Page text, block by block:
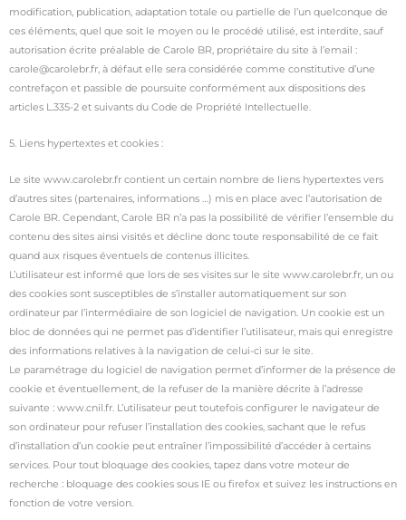
modification, publication, adaptation totale ou partielle de l’un quelconque de
ces éléments, quel que soit le moyen ou le procédé utilisé, est interdite, sauf
autorisation écrite préalable de Carole BR, propriétaire du site à l’email :
carole@carolebr.fr, à défaut elle sera considérée comme constitutive d’une
contrefaçon et passible de poursuite conformément aux dispositions des
articles L.335-2 et suivants du Code de Propriété Intellectuelle.
5. Liens hypertextes et cookies :
Le site www.carolebr.fr contient un certain nombre de liens hypertextes vers
d’autres sites (partenaires, informations …) mis en place avec l’autorisation de
Carole BR. Cependant, Carole BR n’a pas la possibilité de vérifier l’ensemble du
contenu des sites ainsi visités et décline donc toute responsabilité de ce fait
quand aux risques éventuels de contenus illicites.
L’utilisateur est informé que lors de ses visites sur le site www.carolebr.fr, un ou
des cookies sont susceptibles de s’installer automatiquement sur son
ordinateur par l’intermédiaire de son logiciel de navigation. Un cookie est un
bloc de données qui ne permet pas d’identifier l’utilisateur, mais qui enregistre
des informations relatives à la navigation de celui-ci sur le site.
Le paramétrage du logiciel de navigation permet d’informer de la présence de
cookie et éventuellement, de la refuser de la manière décrite à l’adresse
suivante : www.cnil.fr. L’utilisateur peut toutefois configurer le navigateur de
son ordinateur pour refuser l’installation des cookies, sachant que le refus
d’installation d’un cookie peut entraîner l’impossibilité d’accéder à certains
services. Pour tout bloquage des cookies, tapez dans votre moteur de
recherche : bloquage des cookies sous IE ou firefox et suivez les instructions en
fonction de votre version.